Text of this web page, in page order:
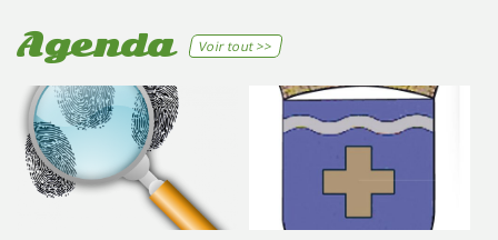
Agenda Voir tout >>